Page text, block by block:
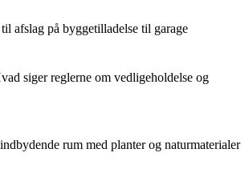
afslag på byggetilladelse til garage
siger reglerne om vedligeholdelse og
rum med planter og naturmaterialer